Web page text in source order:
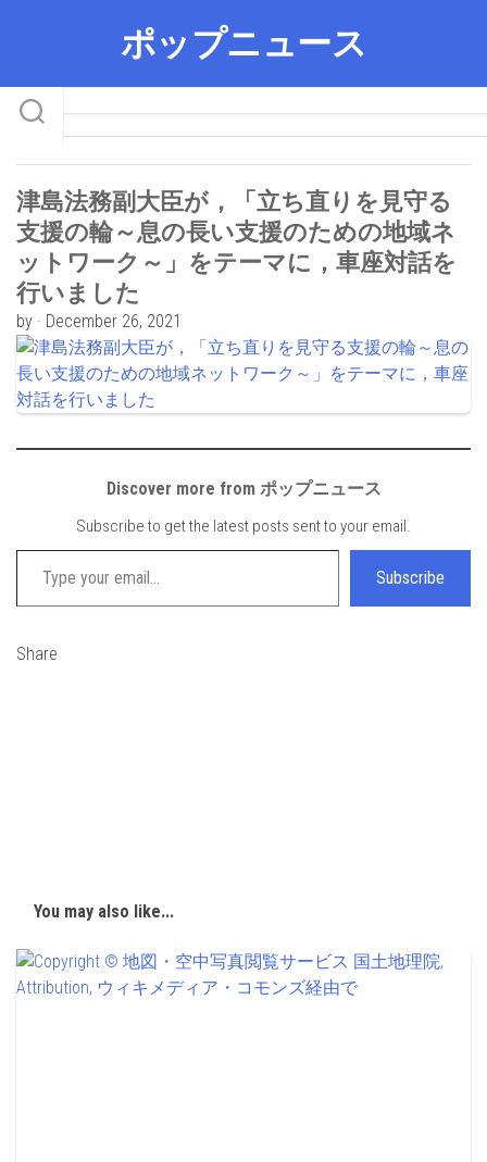
ポップニュース
津島法務副大臣が，「立ち直りを見守る
支援の輪～息の長い支援のための地域ネ
ットワーク～」をテーマに，車座対話を
行いました
by · December 26, 2021
Discover more from ポップニュース
Subscribe to get the latest posts sent to your email.
Type your email…
Subscribe
Share
You may also like...